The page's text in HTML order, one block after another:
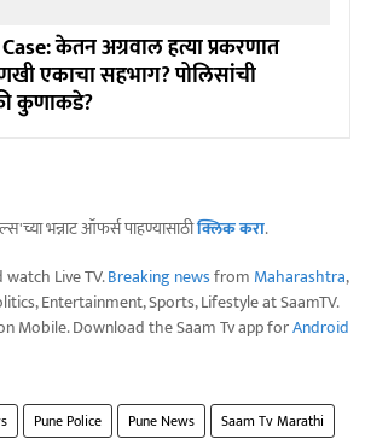
केतन अग्रवाल हत्या प्रकरणात
एकाचा सहभाग? पोलिसांची
कुणाकडे?
भन्नाट ऑफर्स पाहण्यासाठीक्लिक करा.
watch Live TV.Breaking newsfrom Maharashtra,
Entertainment, Sports, Lifestyle at SaamTV.
Mobile. Download the Saam Tv app forAndroid
Pune Police Pune News
Saam Tv Marathi